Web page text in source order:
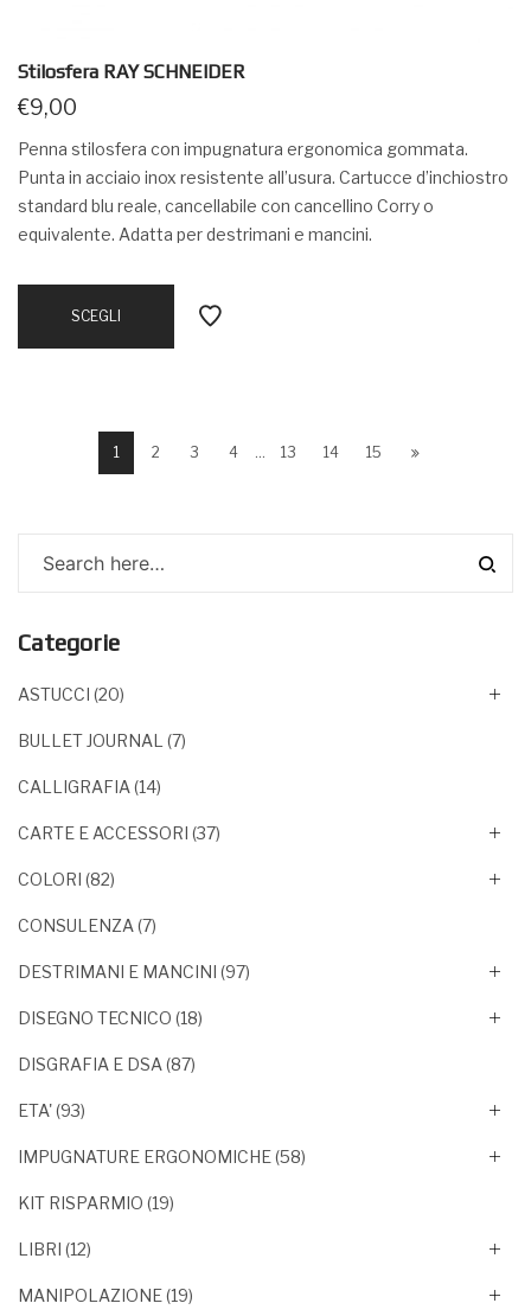
Stilosfera RAY SCHNEIDER
€9,00
Penna stilosfera con impugnatura ergonomica gommata.
Punta in acciaio inox resistente all’usura. Cartucce d’inchiostro
standard blu reale, cancellabile con cancellino Corry o
equivalente. Adatta per destrimani e mancini.
SCEGLI
1 2 3 4 … 13 14 15
Categorie
ASTUCCI (20)
BULLET JOURNAL (7)
CALLIGRAFIA (14)
CARTE E ACCESSORI (37)
COLORI (82)
CONSULENZA (7)
DESTRIMANI E MANCINI (97)
DISEGNO TECNICO (18)
DISGRAFIA E DSA (87)
ETA'(93)
IMPUGNATURE ERGONOMICHE(58)
KIT RISPARMIO (19)
LIBRI (12)
MANIPOLAZIONE(19)